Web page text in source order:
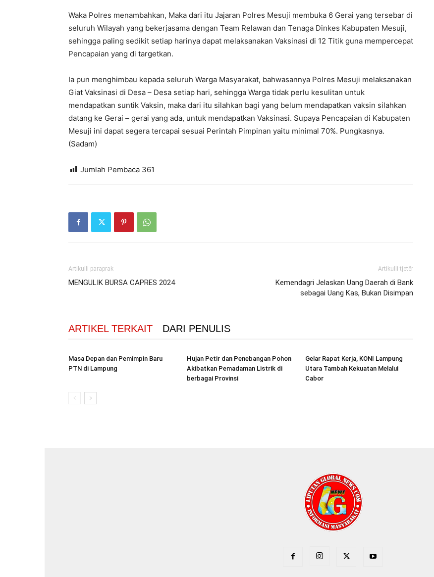
Waka Polres menambahkan, Maka dari itu Jajaran Polres Mesuji membuka 6 Gerai yang tersebar di
seluruh Wilayah yang bekerjasama dengan Team Relawan dan Tenaga Dinkes Kabupaten Mesuji,
sehingga paling sedikit setiap harinya dapat melaksanakan Vaksinasi di 12 Titik guna mempercepat
Pencapaian yang di targetkan.
Ia pun menghimbau kepada seluruh Warga Masyarakat, bahwasannya Polres Mesuji melaksanakan
Giat Vaksinasi di Desa – Desa setiap hari, sehingga Warga tidak perlu kesulitan untuk
mendapatkan suntik Vaksin, maka dari itu silahkan bagi yang belum mendapatkan vaksin silahkan
datang ke Gerai – gerai yang ada, untuk mendapatkan Vaksinasi. Supaya Pencapaian di Kabupaten
Mesuji ini dapat segera tercapai sesuai Perintah Pimpinan yaitu minimal 70%. Pungkasnya.
(Sadam)
Jumlah Pembaca 361
Artikulli paraprak
MENGULIK BURSA CAPRES 2024
Artikulli tjetër
Kemendagri Jelaskan Uang Daerah di Bank
sebagai Uang Kas, Bukan Disimpan
ARTIKEL TERKAIT DARI PENULIS
Masa Depan dan Pemimpin Baru
PTN di Lampung
Hujan Petir dan Penebangan Pohon
Akibatkan Pemadaman Listrik di
berbagai Provinsi
Gelar Rapat Kerja, KONI Lampung
Utara Tambah Kekuatan Melalui
Cabor